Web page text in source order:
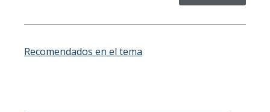
Recomendados en el tema